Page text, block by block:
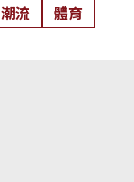
潮流 體育